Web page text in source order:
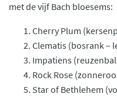
met de vijf Bach bloesems:
Cherry Plum
Clematis (bosrank –
Impatiens
Rock Rose
Star of Bethlehem